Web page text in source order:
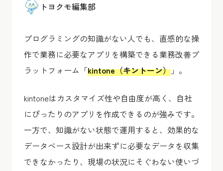
トヨクモ編集部
プログラミングの知識がない人でも、直感的な操
作で業務に必要なアプリを構築できる業務改善プ
ラットフォーム「kintone（キントーン） 」。
kintoneはカスタマイズ性や自由度が高く、自社
にぴったりのアプリを作成できるのが強みです。
一方で、知識がない状態で運用すると、効果的な
データベース設計が出来ずに必要なデータを収集
できなかったり、現場の状況にそぐわない使いづ